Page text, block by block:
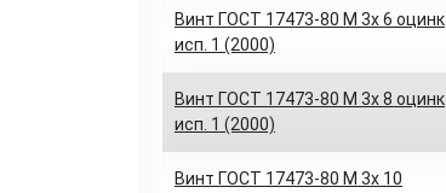
Винт ГОСТ 17473-80 M 3x 6 оцинк
исп. 1 (2000)
Винт ГОСТ 17473-80 M 3x 8 оцинк
исп. 1 (2000)
Винт ГОСТ 17473-80 M 3x 10